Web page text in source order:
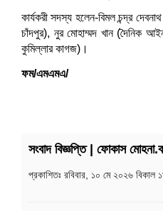
কার্যকরী সদস্য হলেন-বিমল চন্দ্র
চাঁদপুর), নুর মোহাম্মদ খান (দৈনিক আইন
কুমিল্লার কাগজ)।
ফম/এমএমএ/
সংবাদ বিজ্ঞপ্তি | ফোকাস
প্রকাশিতঃ রবিবার, ১০ মে ২০২৬ বিকাল